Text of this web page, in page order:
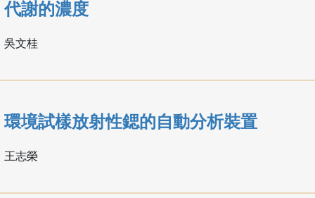
代謝的濃度
吳文桂
環境試樣放射性鍶的自動分析裝置
王志榮